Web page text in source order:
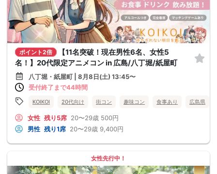
ポイント2倍
【11名突破！現在男性6名、女性5
名！】20代限定アニメコン in 広島/八丁堀/紙屋町
八丁堀・紙屋町 | 8月8日(土) 13:45〜
受付終了まで44時間
KOIKOI 20代向け 街コン 趣味コン 食事あり 広島県
女性 残り5席 20〜29歳 500円
男性 残り1席 20〜29歳 9,400円
女性先行中！